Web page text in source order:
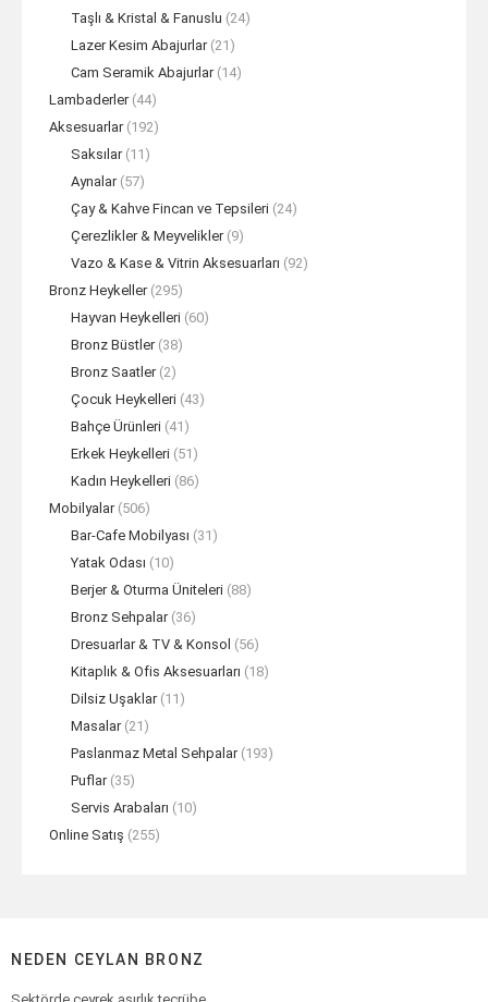
Taşlı & Kristal & Fanuslu (24)
Lazer Kesim Abajurlar (21)
Cam Seramik Abajurlar (14)
Lambaderler (44)
Aksesuarlar (192)
Saksılar (11)
Aynalar (57)
Çay & Kahve Fincan ve Tepsileri (24)
Çerezlikler & Meyvelikler (9)
Vazo & Kase & Vitrin Aksesuarları (92)
Bronz Heykeller (295)
Hayvan Heykelleri (60)
Bronz Büstler (38)
Bronz Saatler (2)
Çocuk Heykelleri (43)
Bahçe Ürünleri (41)
Erkek Heykelleri (51)
Kadın Heykelleri (86)
Mobilyalar (506)
Bar-Cafe Mobilyası (31)
Yatak Odası (10)
Berjer & Oturma Üniteleri (88)
Bronz Sehpalar (36)
Dresuarlar & TV & Konsol (56)
Kitaplık & Ofis Aksesuarları (18)
Dilsiz Uşaklar (11)
Masalar (21)
Paslanmaz Metal Sehpalar (193)
Puflar (35)
Servis Arabaları (10)
Online Satış (255)
NEDEN CEYLAN BRONZ